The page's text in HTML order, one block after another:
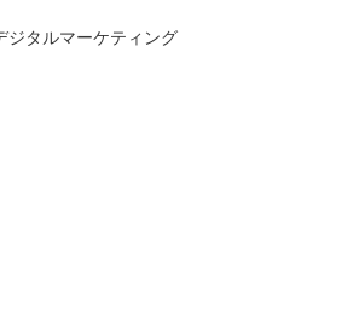
ジタルマーケティング